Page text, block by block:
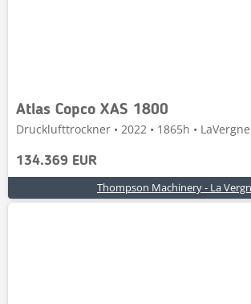
Atlas Copco XAS 1800
Drucklufttrockner • 2022 • 1865h •
134.369 EUR
Thompson Machinery - La